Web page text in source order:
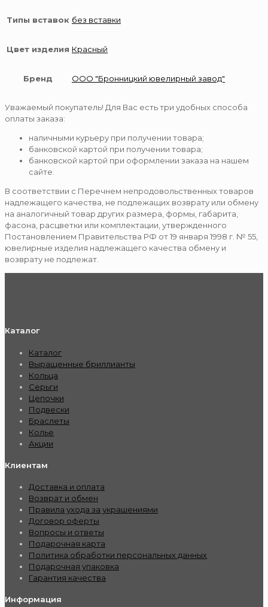
Типы вставок без вставки
Цвет изделия Красный
Бренд ООО "Бронницкий ювелирный завод"
Уважаемый покупатель! Для Вас есть три удобных способа
оплаты заказа:
наличными курьеру при получении товара;
банковской картой при получении товара;
банковской картой при оформлении заказа на нашем
сайте.
В соответствии с Перечнем непродовольственных товаров
надлежащего качества, не подлежащих возврату или обмену
на аналогичный товар других размера, формы, габарита,
фасона, расцветки или комплектации, утвержденного
Постановлением Правительства РФ от 19 января 1998 г. № 55,
ювелирные изделия надлежащего качества обмену и
возврату не подлежат.
Каталог
Каталог
Выращенные бриллианты
Кольца
Серьги
Цепочки
Подвески
Браслеты
Колье
Акции
Клиентам
Доставка и оплата
Возврат и обмен
Правила ухода за украшениями
Договор оферты
Вопросы и ответы
Подарочная карта
Политика обработки персональных данных
Подарочная упаковка
Гарантия качества
Информация